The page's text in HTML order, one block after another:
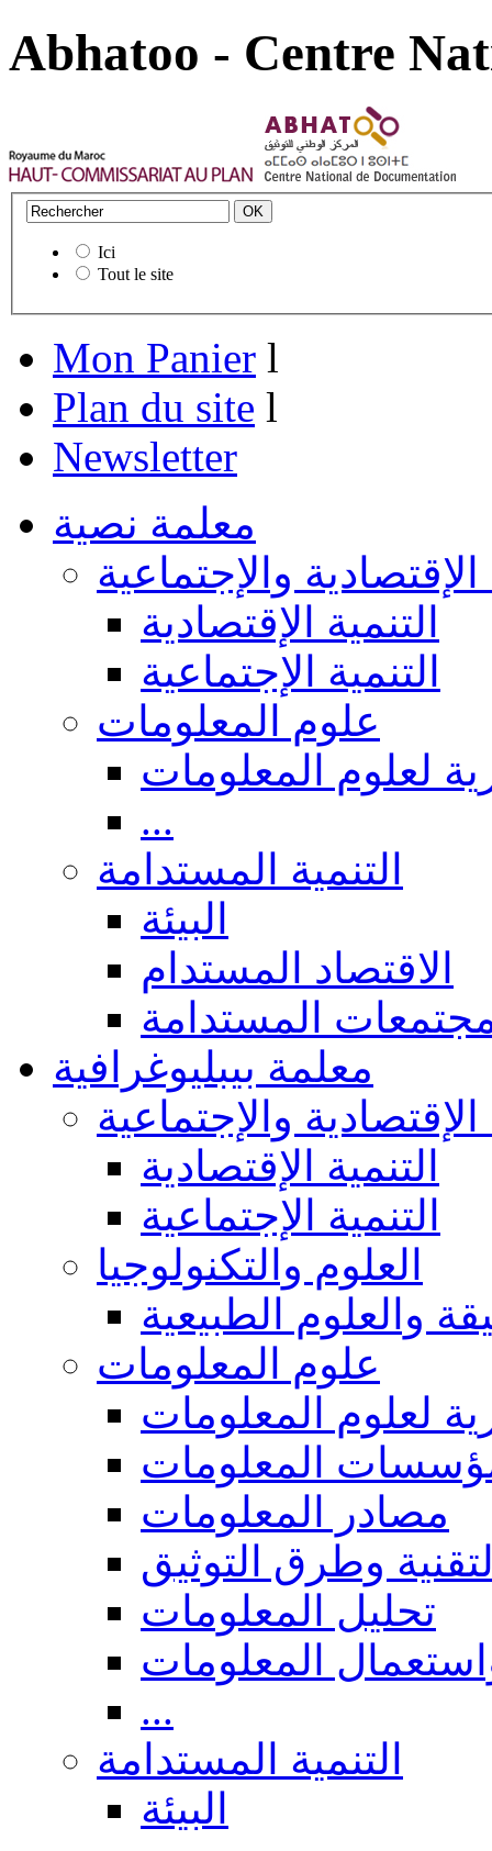
Abhatoo - Centre
Ici
Tout le site
Mon Panier l
Plan du site l
Newsletter
معلمة نصية
الإقتصادية والإجتماعية
التنمية الإقتصادية
التنمية الإجتماعية
علوم المعلومات
لعلوم المعلومات
...
التنمية المستدامة
البيئة
الاقتصاد المستدام
المستدامة
معلمة بيبليوغرافية
الإقتصادية والإجتماعية
التنمية الإقتصادية
التنمية الإجتماعية
العلوم والتكنولوجيا
والعلوم الطبيعية
علوم المعلومات
لعلوم المعلومات
المعلومات
مصادر المعلومات
وطرق التوثيق
تحليل المعلومات
المعلومات
...
التنمية المستدامة
البيئة